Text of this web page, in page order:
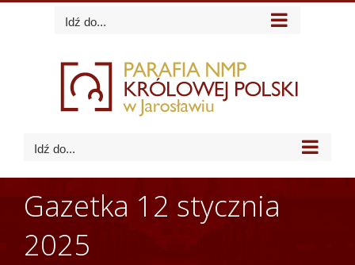
Idź do...
Idź do...
Gazetka 12 stycznia
2025